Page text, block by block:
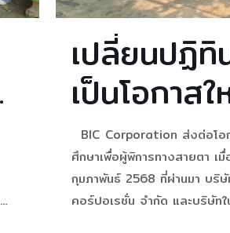
เปลี่ยนปฏิทิ
เป็นโอกาสใ
พิการทางส
BIC Corporation ส่งต่อโอ
ศึกษาเพื่อผู้พิการทางสายตา เ
กุมภาพันธ์ 2568 ที่ผ่านมา บริ
คอร์ปอเรชั่น จำกัด และบริษัทใ